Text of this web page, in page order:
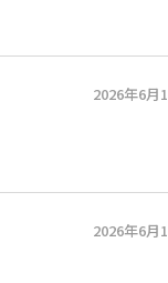
2026年6月
2026年6月